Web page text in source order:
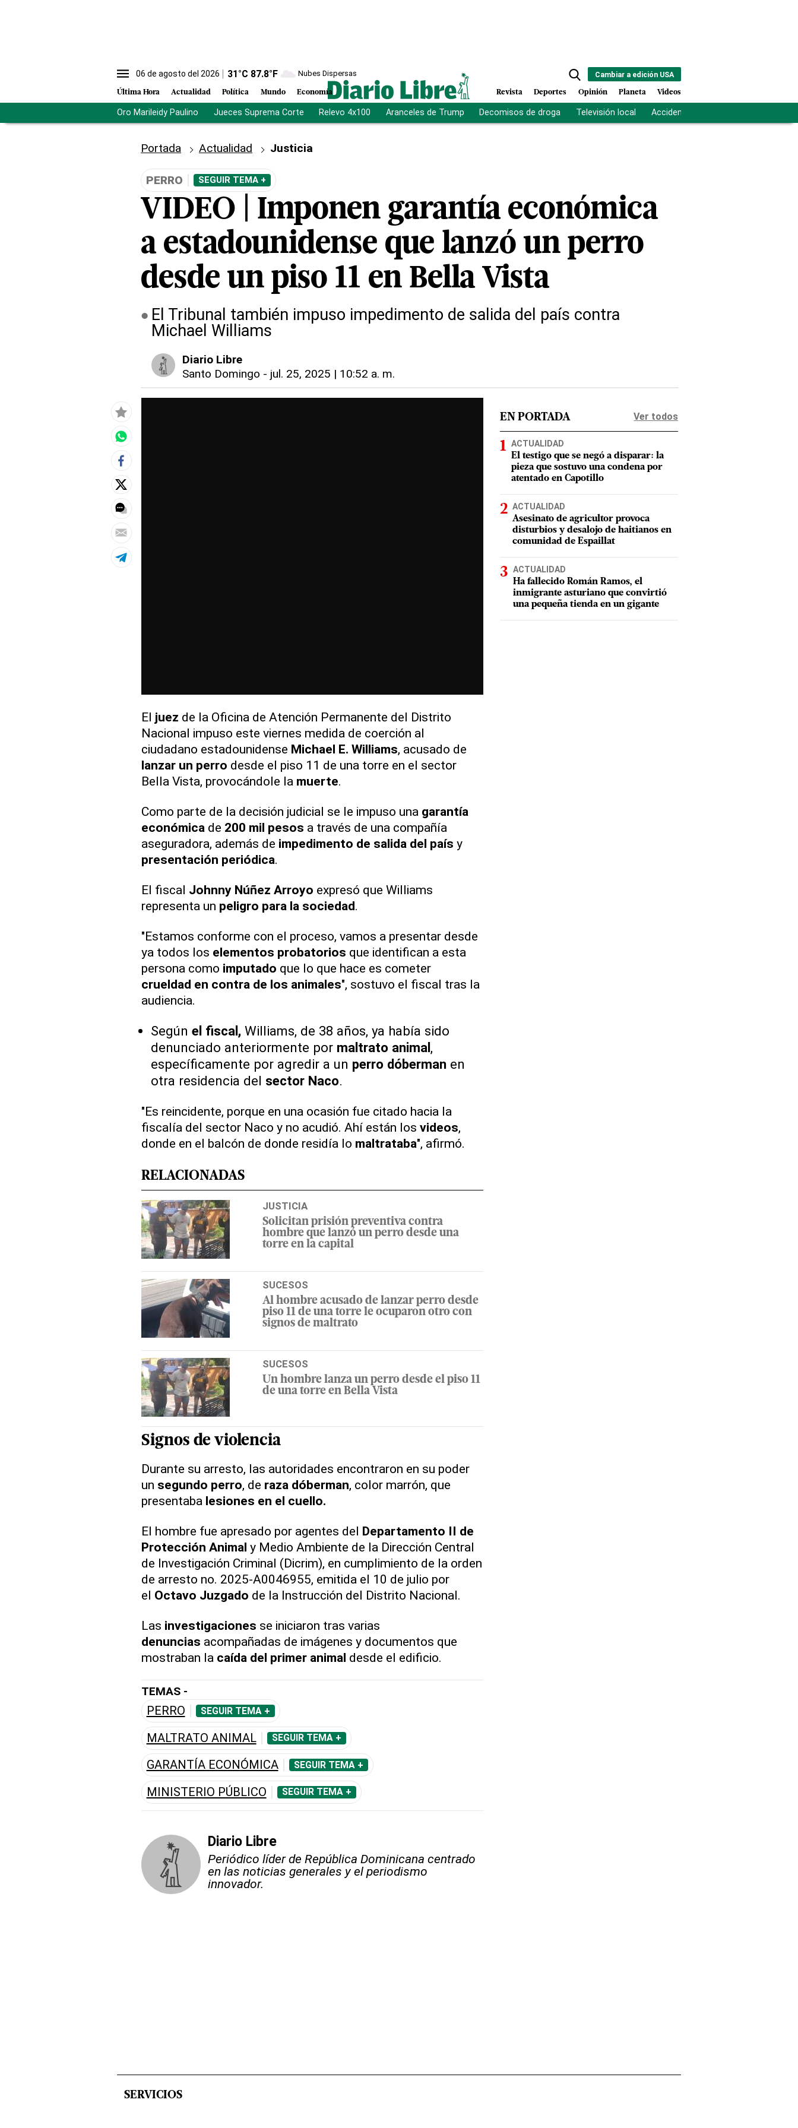
06 de agosto del 2026 31°C 87.8°F Nubes Dispersas
Última Hora Actualidad Política Mundo Economía
Cambiar a edición USA
Revista Deportes Opinión Planeta Videos
Oro Marileidy Paulino Jueces Suprema Corte Relevo 4x100 Aranceles de Trump Decomisos de droga Televisión local Accidente Los Ríos
Portada Actualidad Justicia
PERRO SEGUIR TEMA +
VIDEO | Imponen garantía económica
a estadounidense que lanzó un perro
desde un piso 11 en Bella Vista
El Tribunal también impuso impedimento de salida del país contra
Michael Williams
Diario Libre
Santo Domingo - jul. 25, 2025 | 10:52 a. m.
El juez de la Oficina de Atención Permanente del Distrito
Nacional impuso este viernes medida de coerción al
ciudadano estadounidense Michael E. Williams, acusado de
lanzar un perro desde el piso 11 de una torre en el sector
Bella Vista, provocándole la muerte.
Como parte de la decisión judicial se le impuso una garantía
económica de 200 mil pesos a través de una compañía
aseguradora, además de impedimento de salida del país y
presentación periódica.
El fiscal Johnny Núñez Arroyo expresó que Williams
representa un peligro para la sociedad.
"Estamos conforme con el proceso, vamos a presentar desde
ya todos los elementos probatorios que identifican a esta
persona como imputado que lo que hace es cometer
crueldad en contra de los animales", sostuvo el fiscal tras la
audiencia.
Según el fiscal, Williams, de 38 años, ya había sido
denunciado anteriormente por maltrato animal,
específicamente por agredir a un perro dóbermanen
otra residencia del sector Naco.
"Es reincidente, porque en una ocasión fue citado hacia la
fiscalía del sector Naco y no acudió. Ahí están los videos,
donde en el balcón de donde residía lo maltrataba", afirmó.
RELACIONADAS
JUSTICIA
Solicitan prisión preventiva contra
hombre que lanzó un perro desde una
torre en la capital
SUCESOS
Al hombre acusado de lanzar perro desde
piso 11 de una torre le ocuparon otro con
signos de maltrato
SUCESOS
Un hombre lanza un perro desde el piso 11
de una torre en Bella Vista
Signos de violencia
Durante su arresto, las autoridades encontraron en su poder
un segundo perro, de raza dóberman, color marrón, que
presentaba lesiones en el cuello.
El hombre fue apresado por agentes del Departamento II de
Protección Animal y Medio Ambiente de la Dirección Central
de Investigación Criminal (Dicrim), en cumplimiento de la orden
de arresto no. 2025-A0046955, emitida el 10 de julio por
el Octavo Juzgado de la Instrucción del Distrito Nacional.
Las investigaciones se iniciaron tras varias
denuncias acompañadas de imágenes y documentos que
mostraban la caída del primer animal desde el edificio.
TEMAS -
PERRO SEGUIR TEMA +
MALTRATO ANIMAL SEGUIR TEMA +
GARANTÍA ECONÓMICA SEGUIR TEMA +
MINISTERIO PÚBLICO SEGUIR TEMA +
Diario Libre
Periódico líder de República Dominicana centrado
en las noticias generales y el periodismo
innovador.
EN PORTADA Ver todos
ACTUALIDAD
El testigo que se negó a disparar: la
pieza que sostuvo una condena por
atentado en Capotillo
ACTUALIDAD
Asesinato de agricultor provoca
disturbios y desalojo de haitianos en
comunidad de Espaillat
ACTUALIDAD
Ha fallecido Román Ramos, el
inmigrante asturiano que convirtió
una pequeña tienda en un gigante
SERVICIOS